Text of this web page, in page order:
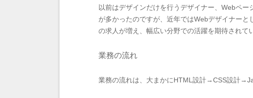
以前はデザインだけを行うデザイナー、Webペ
が多かったのですが、近年ではWebデザイナー
の求人が増え、幅広い分野での活躍を期待されて
業務の流れ
業務の流れは、大まかにHTML設計→CSS設計